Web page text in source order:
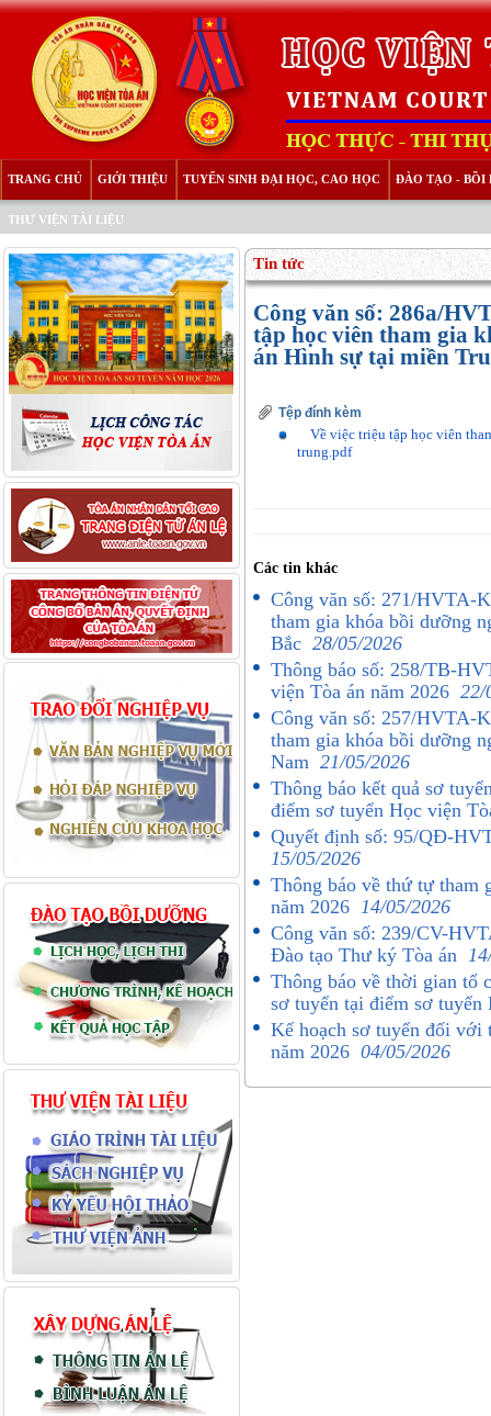
TRANG CHỦ GIỚI THIỆU TUYỂN SINH ĐẠI HỌC, CAO HỌC ĐÀO TẠO - BỒI
THƯ VIỆN TÀI LIỆU
Tin tức
Công văn số: 286a/
tập học viên tham gia
án Hình sự tại miền
Tệp đính kèm
Về việc triệu tập học viên
trung.pdf
Các tin khác
Công văn số: 271/HVTA-
tham gia khóa bồi dưỡng
Bắc 28/05/2026
Thông báo số: 258/TB-
viện Tòa án năm 2026 22/
Công văn số: 257/HVTA-
tham gia khóa bồi dưỡng
Nam 21/05/2026
Thông báo kết quả sơ
điểm sơ tuyển Học viện
Quyết định số: 95/QĐ-
15/05/2026
Thông báo về thứ tự tham
năm 2026 14/05/2026
Công văn số: 239/CV-
Đào tạo Thư ký Tòa án
Thông báo về thời gian tổ
sơ tuyển tại điểm sơ
Kế hoạch sơ tuyển đối với
năm 2026 04/05/2026